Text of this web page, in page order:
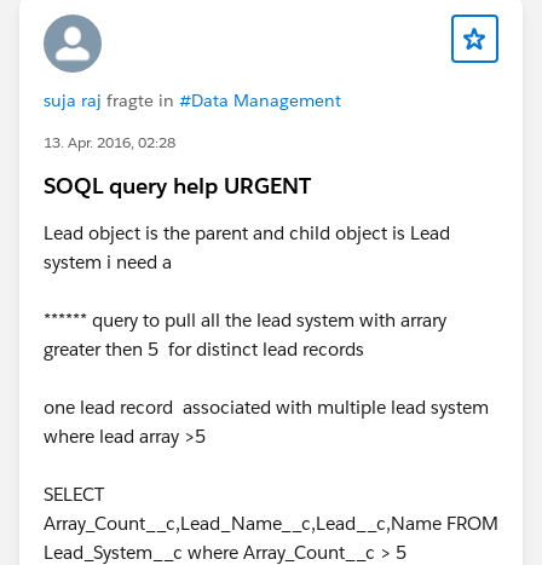
suja raj fragte in #Data Management
13. Apr. 2016, 02:28
SOQL query help URGENT
Lead object is the parent and child object is Lead
system i need a
****** query to pull all the lead system with arrary
greater then 5 for distinct lead records
one lead record associated with multiple lead system
where lead array >5
SELECT
Array_Count__c,Lead_Name__c,Lead__c,Name FROM
Lead_System__c where Array_Count__c > 5